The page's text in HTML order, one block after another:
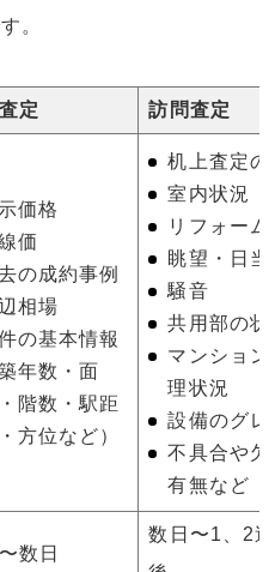
。
定 訪問査定
価格
価
の成約事例
相場
の基本情報
築年数・面
階数・駅距
方位など）
机上査定の
室内状況
リフォーム
眺望・日当
騒音
共用部の状
マンション
理状況
設備のグレ
不具合や欠
有無など
数日
数日〜1、2